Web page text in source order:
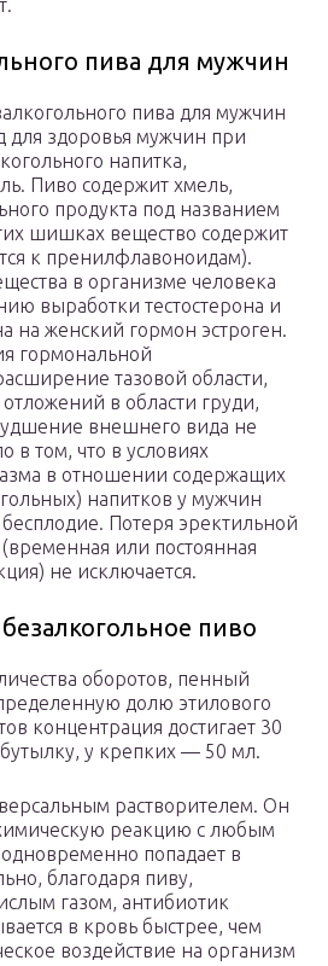
пива для мужчин
пива для мужчин
здоровья мужчин при
напитка,
Пиво содержит хмель,
продукта под названием
шишках вещество содержит
к пренилфлавоноидам).
в организме человека
выработки тестостерона и
на женский гормон эстроген.
гормональной
тазовой области,
в области груди,
внешнего вида не
в том, что в условиях
в отношении содержащих
напитков у мужчин
Потеря эректильной
или постоянная
не исключается.
пиво
оборотов, пенный
долю этилового
концентрация достигает 30
у крепких — 50 мл.
растворителем. Он
реакцию с любым
попадает в
благодаря пиву,
газом, антибиотик
в кровь быстрее, чем
воздействие на организм